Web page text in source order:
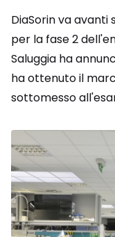
DiaSorin va avanti
per la fase 2
Saluggia ha
ha ottenuto il
sottomesso